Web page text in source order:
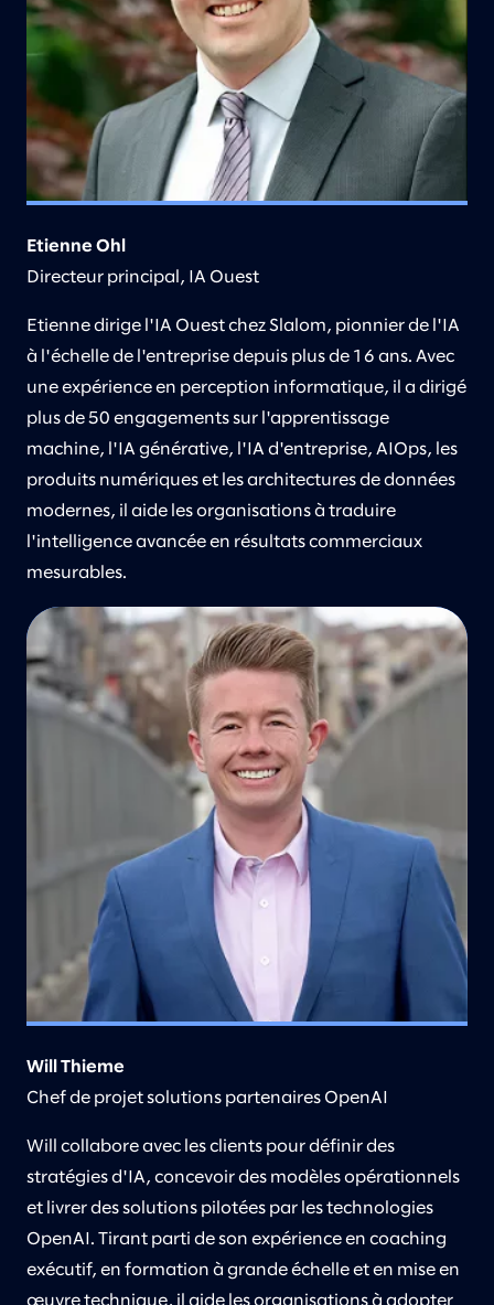
Etienne Ohl
Directeur principal, IA Ouest
Etienne dirige l'IA Ouest chez Slalom, pionnier de l'IA
à l'échelle de l'entreprise depuis plus de 16 ans. Avec
une expérience en perception informatique, il a dirigé
plus de 50 engagements sur l'apprentissage
machine, l'IA générative, l'IA d'entreprise, AIOps, les
produits numériques et les architectures de données
modernes, il aide les organisations à traduire
l'intelligence avancée en résultats commerciaux
mesurables.
Will Thieme
Chef de projet solutions partenaires OpenAI
Will collabore avec les clients pour définir des
stratégies d'IA, concevoir des modèles opérationnels
et livrer des solutions pilotées par les technologies
OpenAI. Tirant parti de son expérience en coaching
exécutif, en formation à grande échelle et en mise en
œuvre technique, il aide les organisations à adopter